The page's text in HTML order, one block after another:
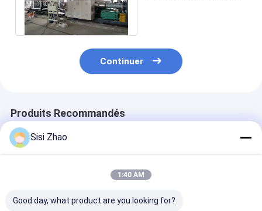
Continuer
Produits Recommandés
Sisi Zhao
1:40 AM
Good day, what product are you looking for?